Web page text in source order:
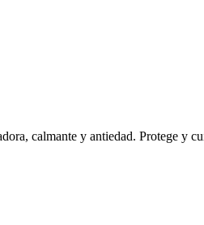
calmante y antiedad. Protege y